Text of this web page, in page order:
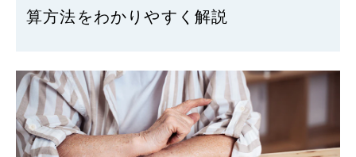
算方法をわかりやすく解説